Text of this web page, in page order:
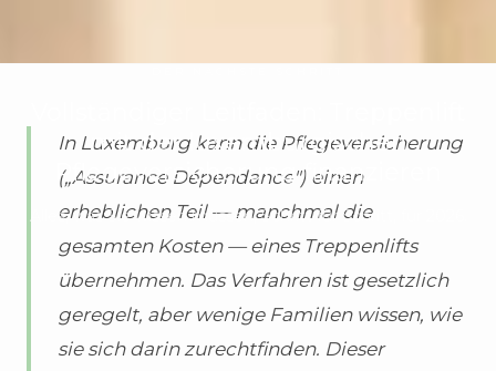
mit der luxemburgischen
Pflegeversicherung finanzieren
Alles, was Sie wissen müssen, Schritt für Schritt, für 2026.
In Luxemburg kann die Pflegeversicherung
(„Assurance Dépendance") einen
erheblichen Teil — manchmal die
gesamten Kosten — eines Treppenlifts
übernehmen. Das Verfahren ist gesetzlich
geregelt, aber wenige Familien wissen, wie
sie sich darin zurechtfinden. Dieser